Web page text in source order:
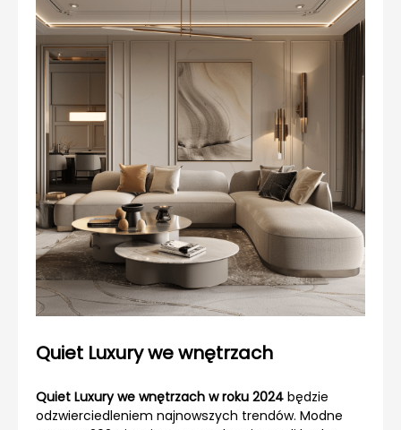
Quiet Luxury we wnętrzach
Quiet Luxury we wnętrzach w roku 2024 będzie
odzwierciedleniem najnowszych trendów. Modne